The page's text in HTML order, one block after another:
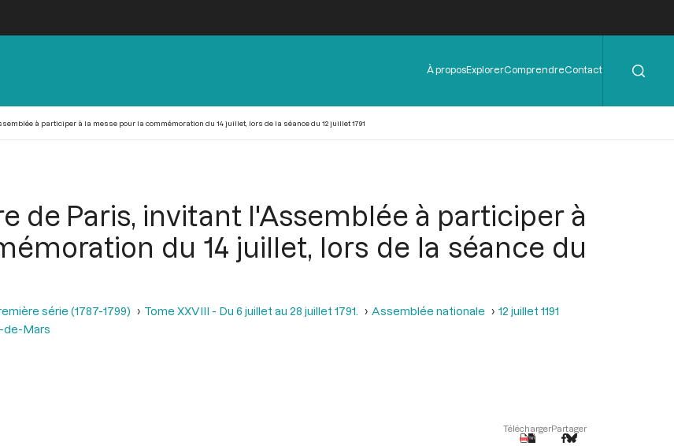
Menu
de
À proposExplorerComprendreContact
à participer à la messe pour la commémoration du 14 juillet, lors de la séance du 12 juillet 1791
de Paris, invitant l'Assemblée à participer à
du 14 juillet, lors de la séance du
série (1787-1799) Tome XXVIII - Du 6 juillet au 28 juillet 1791. Assemblée nationale
12 juillet 1191
de-Mars
TéléchargerPartager